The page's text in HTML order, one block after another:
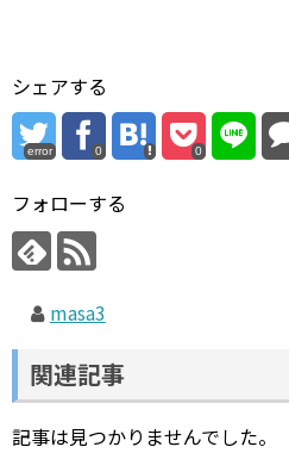
シェアする
error 0 0
フォローする
masa3
関連記事
記事は見つかりませんでした。